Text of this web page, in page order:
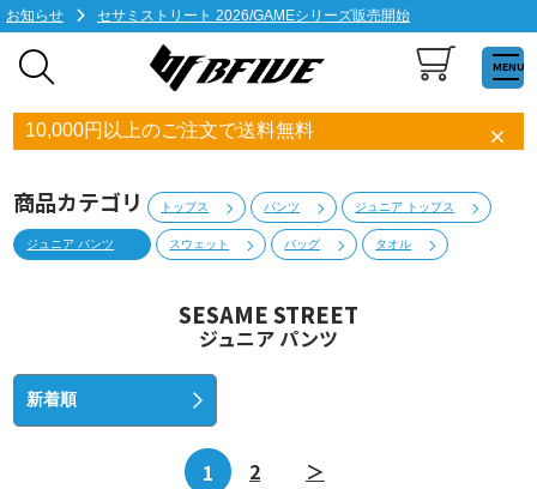
お知らせ セサミストリート 2026/GAMEシリーズ販売開始
MENU
10,000円以上のご注文で送料無料
商品カテゴリ トップス パンツ ジュニア トップス
ジュニア パンツ スウェット バッグ タオル
SESAME STREET
ジュニア パンツ
1 2 ＞